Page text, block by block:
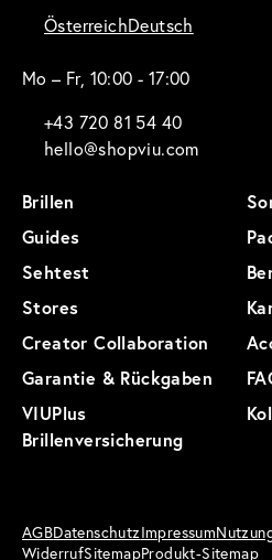
ÖsterreichDeutsch
Mo – Fr, 10:00 - 17:00
+43 720 81 54 40
hello@shopviu.com
Brillen
Guides
Sehtest
Stores
Creator Collaboration
Garantie & Rückgaben
VIUPlus
Brillenversicherung
AGBDatenschutzImpressum
WiderrufSitemapProdukt-Sitemap